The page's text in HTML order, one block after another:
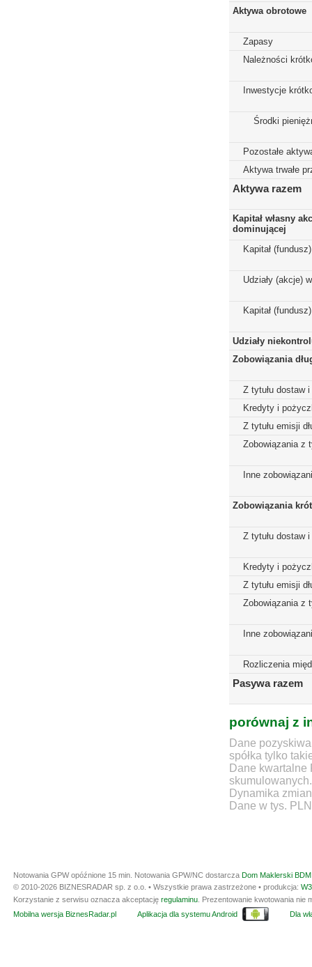
Aktywa obrotowe
Zapasy
Należności
Inwestycje
Środki
Pozostałe
Aktywa trwałe
Aktywa razem
Kapitał własny
dominującej
Kapitał
Udziały (akcje)
Kapitał
Udziały
Zobowiązania
Z tytułu dostaw i
Kredyty i
Z tytułu emisji
Zobowiązania z
Inne
Zobowiązania
Z tytułu dostaw i
Kredyty i
Z tytułu emisji
Zobowiązania z
Inne
Rozliczenia
Pasywa razem
porównaj z
Dane
spółka tylko
Dane
skumulowanych.
Dynamika
Dane w tys. PLN
Notowania GPW opóźnione 15 min. Notowania GPW/NC dostarcza Dom Maklerski
© 2010-2026 BIZNESRADAR sp. z o.o. • Wszystkie prawa zastrzeżone • produkcja:
Korzystanie z serwisu oznacza akceptację regulaminu . Prezentowanie kwotowania
Mobilna wersja BiznesRadar.pl
Aplikacja dla systemu Android Dla